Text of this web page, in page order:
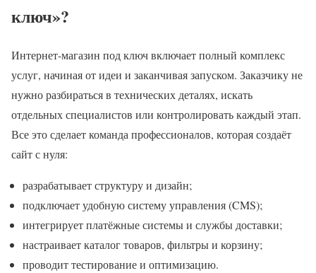
ключ»?
Интернет-магазин под ключ включает полный комплекс
услуг, начиная от идеи и заканчивая запуском. Заказчику не
нужно разбираться в технических деталях, искать
отдельных специалистов или контролировать каждый этап.
Все это сделает команда профессионалов, которая создаёт
сайт с нуля:
разрабатывает структуру и дизайн;
подключает удобную систему управления (CMS);
интегрирует платёжные системы и службы доставки;
настраивает каталог товаров, фильтры и корзину;
проводит тестирование и оптимизацию.